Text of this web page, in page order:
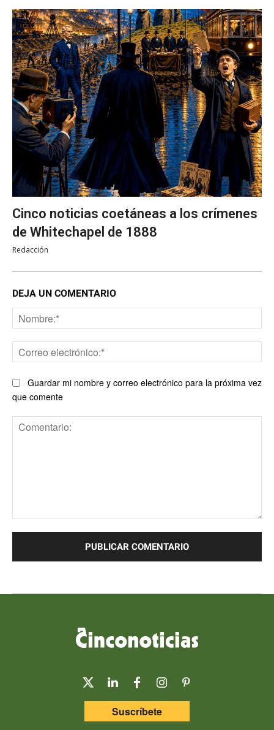
Cinco noticias coetáneas a los crímenes
de Whitechapel de 1888
Redacción
DEJA UN COMENTARIO
Guardar mi nombre y correo electrónico para la próxima vez
que comente
Suscríbete